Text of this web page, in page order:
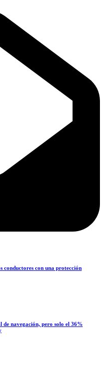
conductores con una protección
navegación, pero solo el 36%